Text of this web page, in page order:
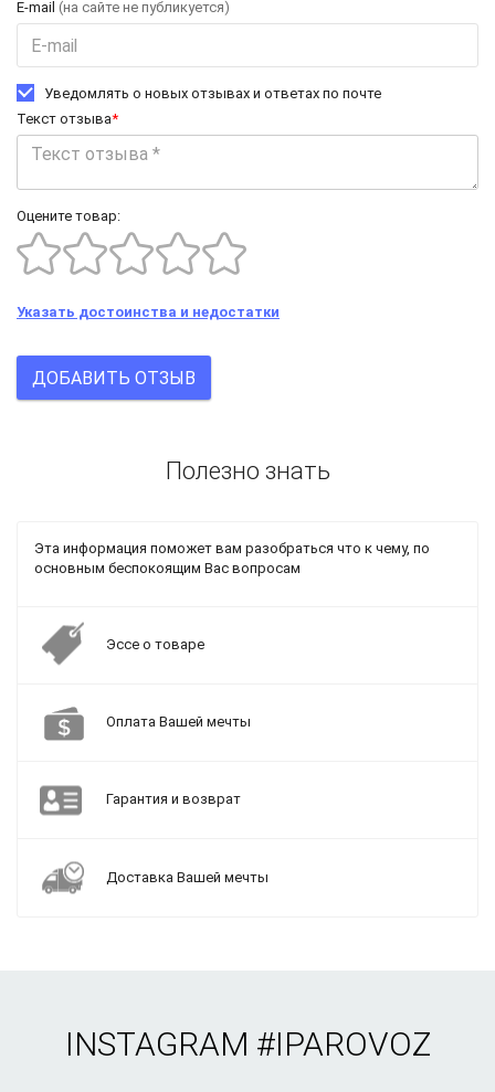
E-mail (на сайте не публикуется)
Уведомлять о новых отзывах и ответах по почте
Текст отзыва*
Оцените товар:
Указать достоинства и недостатки
ДОБАВИТЬ ОТЗЫВ
Полезно знать
Эта информация поможет вам разобраться что к чему, по
основным беспокоящим Вас вопросам
Эссе о товаре
Оплата Вашей мечты
Гарантия и возврат
Доставка Вашей мечты
INSTAGRAM #IPAROVOZ